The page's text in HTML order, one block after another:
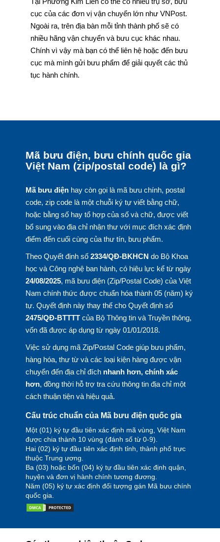
cục của các đơn vị vận chuyển lớn như VNPost.
Ngoài ra, trên địa bàn mỗi tỉnh thành phố sẽ có
nhiều hãng vận chuyển và bưu cục khác nhau.
Chính vì vậy mà bạn có thể liên hệ hoặc đến bưu
cục mà mình gửi bưu phẩm để giải quyết các thủ
tục hành chính.
Mã bưu điện, bưu chính quốc gia
Việt Nam (zip/postal code) là gì?
Mã bưu điệnhay còn gọi là mã bưu chính, postal
code, zip code là một chuỗi ký tự viết bằng chữ,
hoặc bằng số hay tổ hợp của số và chữ, được viết
bổ sung vào địa chỉ nhận thư với mục đích xác định
điểm đến cuối cùng của thư tín, bưu phẩm.
Theo Quyết định số 2334/QĐ-BKHCN do Bộ Khoa
học và Công nghệ ban hành, có hiệu lực kể từ ngày
24/08/2025, mã bưu điện (Zip/Postal Code) của Việt
Nam chính thức được chuẩn hóa thành 05 (năm) ký
tự. Quyết định này thay thế cho Quyết định số
2475/QĐ-BTTTTcủa Bộ Thông tin và Truyền thông,
vốn đã được áp dụng từ ngày 01/01/2018.
Việc sử dụng mã Zip/Postal Code giúp bưu phẩm,
hàng hóa, thư từ và các loại kiện hàng được vận
chuyển đến địa chỉ đích nhanh hơn, chính xác
hơn, đồng thời hỗ trợ tra cứu thông tin địa chỉ một
cách thuận tiện và hiệu quả.
Cấu trúc chuẩn của Mã bưu điện quốc gia
Một (01) ký tự đầu tiên xác định mã vùng, Việt Nam
được chia thành 10 vùng (đánh số từ 0-9).
Hai (02) ký tự đầu tiên xác định tỉnh, thành phố trực
thuộc Trung ương.
Ba (03) hoặc bốn (04) ký tự đầu tiên xác định quận,
huyện và đơn vị hành chính tương đương.
Năm (05) ký tự xác định đối tượng gán Mã bưu chính
quốc gia.